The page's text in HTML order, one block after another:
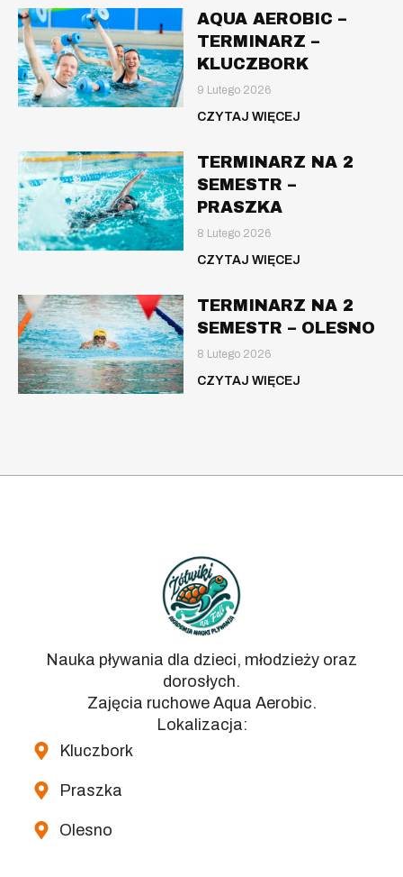
AQUA AEROBIC –
TERMINARZ –
KLUCZBORK
9 Lutego 2026
CZYTAJ WIĘCEJ
TERMINARZ NA 2
SEMESTR –
PRASZKA
8 Lutego 2026
CZYTAJ WIĘCEJ
TERMINARZ NA 2
SEMESTR – OLESNO
8 Lutego 2026
CZYTAJ WIĘCEJ
Nauka pływania dla dzieci, młodzieży oraz
dorosłych.
Zajęcia ruchowe Aqua Aerobic.
Lokalizacja:
Kluczbork
Praszka
Olesno